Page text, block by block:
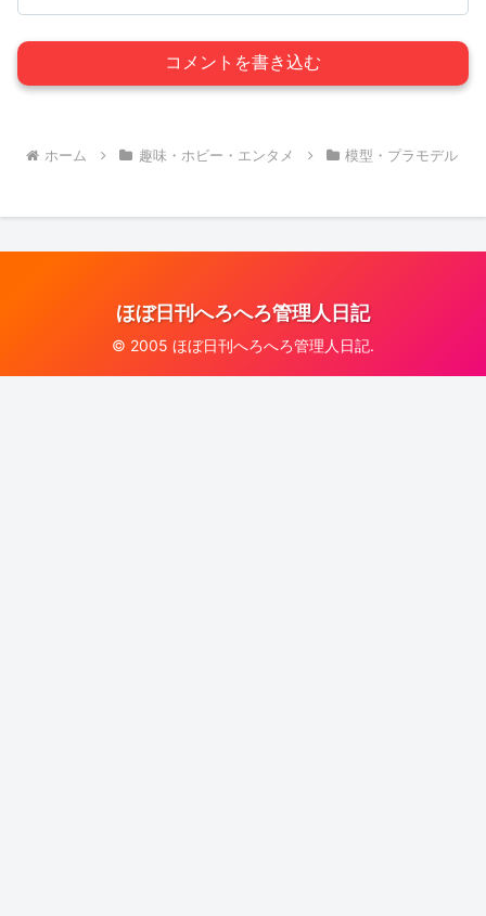
コメントを書き込む
ホーム 趣味・ホビー・エンタメ 模型・プラモデル
ほぼ日刊へろへろ管理人日記
© 2005 ほぼ日刊へろへろ管理人日記.